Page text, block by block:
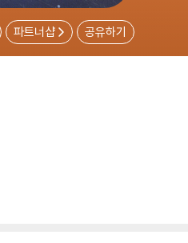
파트너샵 공유하기